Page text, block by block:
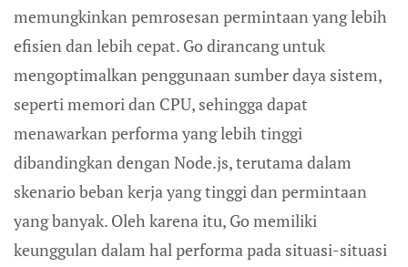
memungkinkan pemrosesan permintaan yang lebih
efisien dan lebih cepat. Go dirancang untuk
mengoptimalkan penggunaan sumber daya sistem,
seperti memori dan CPU, sehingga dapat
menawarkan performa yang lebih tinggi
dibandingkan dengan Node.js, terutama dalam
skenario beban kerja yang tinggi dan permintaan
yang banyak. Oleh karena itu, Go memiliki
keunggulan dalam hal performa pada situasi-situasi